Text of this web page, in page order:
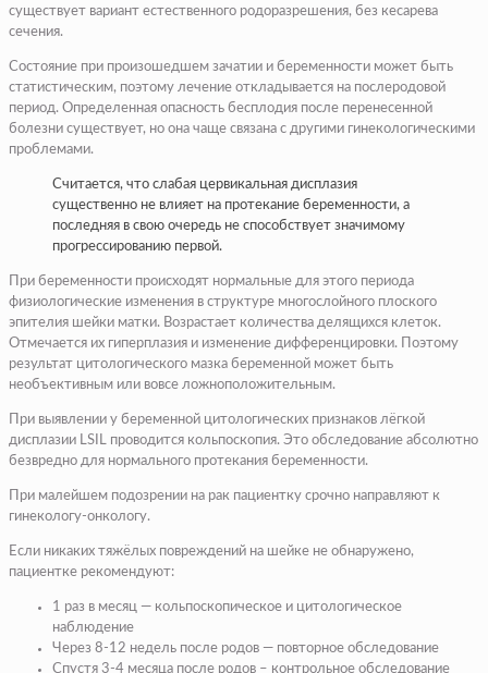
существует вариант естественного родоразрешения, без кесарева
сечения.
Состояние при произошедшем зачатии и беременности может быть
статистическим, поэтому лечение откладывается на послеродовой
период. Определенная опасность бесплодия после перенесенной
болезни существует, но она чаще связана с другими гинекологическими
проблемами.
Считается, что слабая цервикальная дисплазия
существенно не влияет на протекание беременности, а
последняя в свою очередь не способствует значимому
прогрессированию первой.
При беременности происходят нормальные для этого периода
физиологические изменения в структуре многослойного плоского
эпителия шейки матки. Возрастает количества делящихся клеток.
Отмечается их гиперплазия и изменение дифференцировки. Поэтому
результат цитологического мазка беременной может быть
необъективным или вовсе ложноположительным.
При выявлении у беременной цитологических признаков лёгкой
дисплазии LSIL проводится кольпоскопия. Это обследование абсолютно
безвредно для нормального протекания беременности.
При малейшем подозрении на рак пациентку срочно направляют к
гинекологу-онкологу.
Если никаких тяжёлых повреждений на шейке не обнаружено,
пациентке рекомендуют:
1 раз в месяц — кольпоскопическое и цитологическое
наблюдение
Через 8-12 недель после родов — повторное обследование
Спустя 3-4 месяца после родов – контрольное обследование